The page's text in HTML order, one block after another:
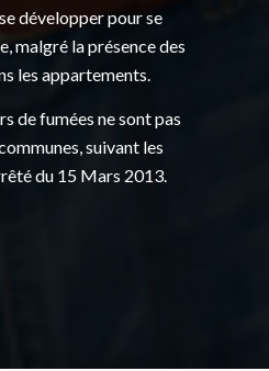
développer pour se
malgré la présence des
les appartements.
de fumées ne sont pas
suivant les
du 15 Mars 2013.